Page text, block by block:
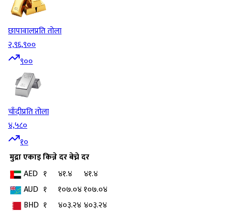
छापावालप्रति तोला
२,९६,९००
९००
चाँदीप्रति तोला
४,५८०
१०
मुद्राएकाइकिन्ने दरबेच्ने दर
AED १ ४१.४
४१.४
AUD १ १०७.०४१०७.०४
BHD १ ४०३.२४ ४०३.२४